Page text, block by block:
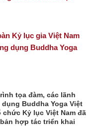
Kỷ lục gia Việt Nam
dụng Buddha Yoga
tọa đàm, các lãnh
Buddha Yoga Việt
chức Kỷ lục Việt Nam đã
hợp tác triển khai